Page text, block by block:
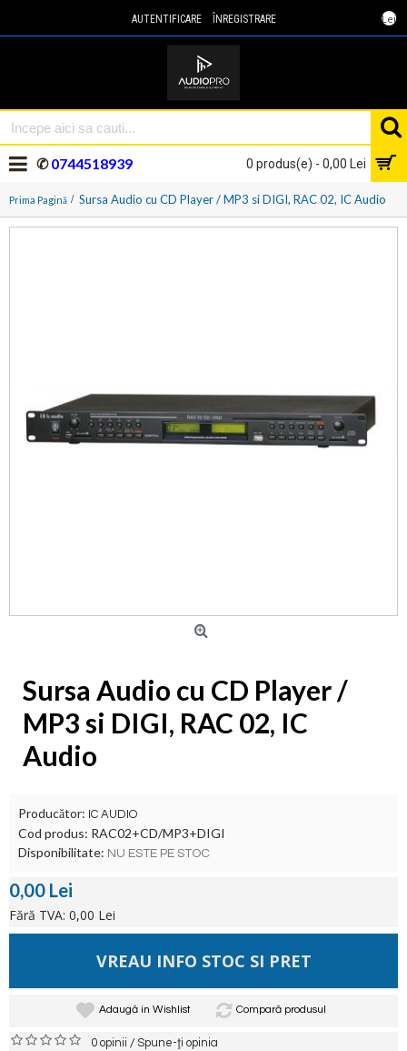
Lei
AUTENTIFICARE ÎNREGISTRARE
0 produs(e) - 0,00 Lei
✆0744518939
Prima Pagină Sursa Audio cu CD Player / MP3 si DIGI, RAC 02, IC Audio
Sursa Audio cu CD Player /
MP3 si DIGI, RAC 02, IC
Audio
Producător: IC AUDIO
Cod produs: RAC02+CD/MP3+DIGI
Disponibilitate: NU ESTE PE STOC
0,00 Lei
Fără TVA: 0,00 Lei
VREAU INFO STOC SI PRET
Adaugă in Wishlist Compară produsul
0 opinii /Spune-ţi opinia